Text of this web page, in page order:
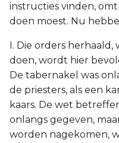
instructies vinden,
doen moest. Nu
I. Die orders herhaald,
doen, wordt hier
De tabernakel was
de priesters, als een
kaars. De wet
onlangs gegeven,
worden nagekomen,